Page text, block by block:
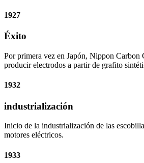
1927
Éxito
Por primera vez en Japón, Nippon Carbon
producir electrodos a partir de grafito
1932
industrialización
Inicio de la industrialización de las
motores eléctricos.
1933